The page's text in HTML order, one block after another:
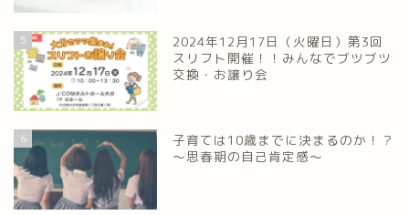
5
2024年12月17日（火曜日）第3回
スリフト開催！！みんなでブツブツ
交換・お譲り会
6
子育ては10歳までに決まるのか！？
～思春期の自己肯定感～